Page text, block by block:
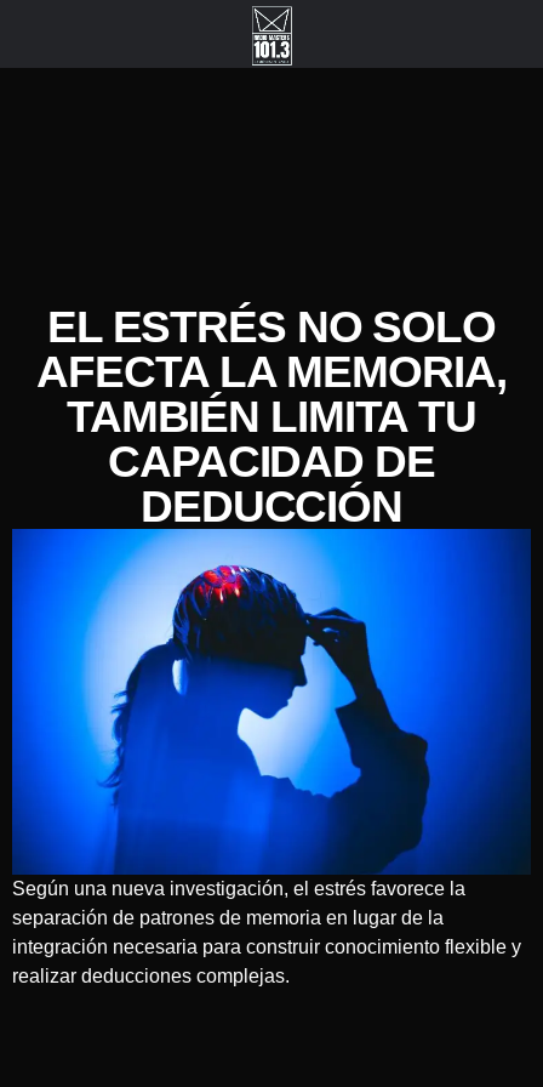
EL ESTRÉS NO SOLO
AFECTA LA MEMORIA,
TAMBIÉN LIMITA TU
CAPACIDAD DE
DEDUCCIÓN
Según una nueva investigación, el estrés favorece la
separación de patrones de memoria en lugar de la
integración necesaria para construir conocimiento flexible y
realizar deducciones complejas.